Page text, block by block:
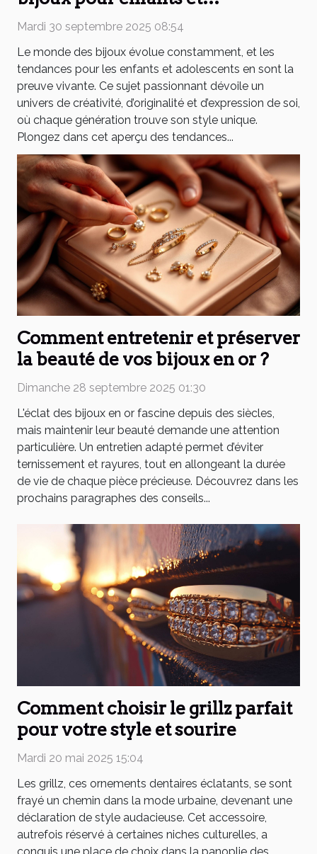
adolescents
Mardi 30 septembre 2025 08:54
Le monde des bijoux évolue constamment, et les
tendances pour les enfants et adolescents en sont la
preuve vivante. Ce sujet passionnant dévoile un
univers de créativité, d’originalité et d’expression de soi,
où chaque génération trouve son style unique.
Plongez dans cet aperçu des tendances...
Comment entretenir et préserver
la beauté de vos bijoux en or ?
Dimanche 28 septembre 2025 01:30
L'éclat des bijoux en or fascine depuis des siècles,
mais maintenir leur beauté demande une attention
particulière. Un entretien adapté permet d’éviter
ternissement et rayures, tout en allongeant la durée
de vie de chaque pièce précieuse. Découvrez dans les
prochains paragraphes des conseils...
Comment choisir le grillz parfait
pour votre style et sourire
Mardi 20 mai 2025 15:04
Les grillz, ces ornements dentaires éclatants, se sont
frayé un chemin dans la mode urbaine, devenant une
déclaration de style audacieuse. Cet accessoire,
autrefois réservé à certaines niches culturelles, a